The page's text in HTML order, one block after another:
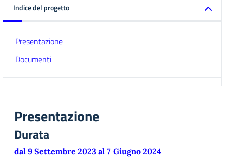
Indice del progetto
Presentazione
Documenti
Presentazione
Durata
dal 9 Settembre 2023 al 7 Giugno 2024